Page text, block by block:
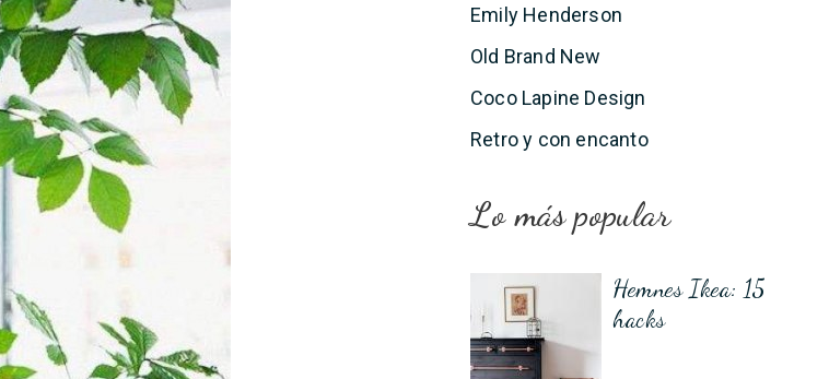
Emily Henderson
Old Brand New
Coco Lapine Design
Retro y con encanto
Lo más popular
Hemnes Ikea: 15
hacks